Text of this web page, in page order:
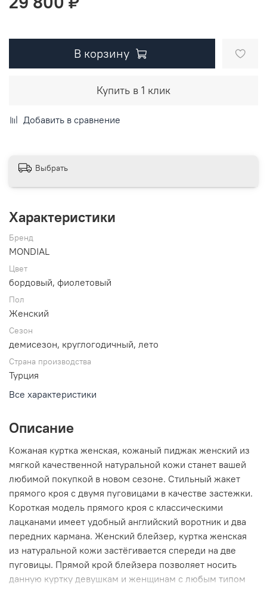
В корзину
Купить в 1 клик
Добавить в сравнение
Выбрать
Характеристики
Бренд
MONDIAL
Цвет
бордовый, фиолетовый
Пол
Женский
Сезон
демисезон, круглогодичный, лето
Страна производства
Турция
Все характеристики
Описание
Кожаная куртка женская, кожаный пиджак женский из
мягкой качественной натуральной кожи станет вашей
любимой покупкой в новом сезоне. Стильный жакет
прямого кроя с двумя пуговицами в качестве застежки.
Короткая модель прямого кроя с классическими
лацканами имеет удобный английский воротник и два
передних кармана. Женский блейзер, куртка женская
из натуральной кожи застёгивается спереди на две
пуговицы. Прямой крой блейзера позволяет носить
данную куртку девушкам и женщинам с любым типом